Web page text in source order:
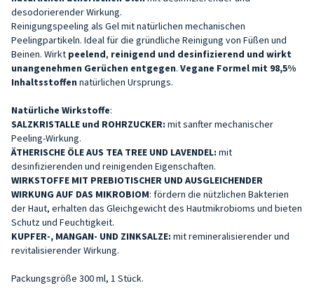
desodorierender Wirkung.
Reinigungspeeling als Gel mit natürlichen mechanischen
Peelingpartikeln. Ideal für die gründliche Reinigung von Füßen und
Beinen. Wirkt peelend, reinigend und desinfizierend und wirkt
unangenehmen Gerüchen entgegen. Vegane Formel mit 98,5%
Inhaltsstoffen natürlichen Ursprungs.
Natürliche Wirkstoffe:
SALZKRISTALLE und ROHRZUCKER: mit sanfter mechanischer
Peeling-Wirkung.
ÄTHERISCHE ÖLE AUS TEA TREE UND LAVENDEL: mit
desinfizierenden und reinigenden Eigenschaften.
WIRKSTOFFE MIT PREBIOTISCHER UND AUSGLEICHENDER
WIRKUNG AUF DAS MIKROBIOM: fördern die nützlichen Bakterien
der Haut, erhalten das Gleichgewicht des Hautmikrobioms und bieten
Schutz und Feuchtigkeit.
KUPFER-, MANGAN- UND ZINKSALZE: mit remineralisierender und
revitalisierender Wirkung.
Packungsgröße 300 ml, 1 Stück.